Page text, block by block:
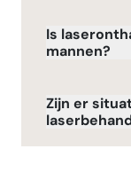
Is
mannen?
Zijn er